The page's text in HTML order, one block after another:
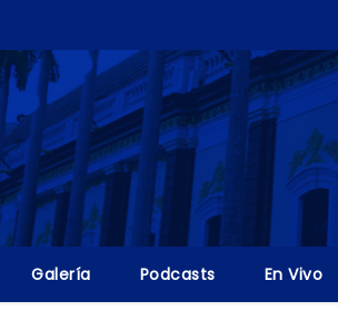
Galería Podcasts En Vivo